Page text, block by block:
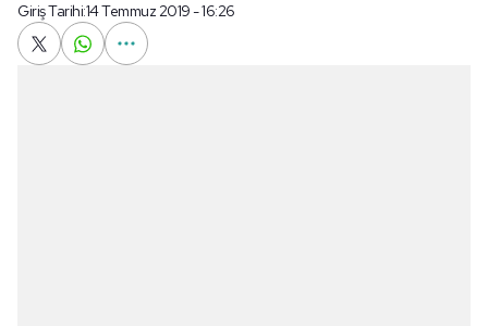
Giriş Tarihi:14 Temmuz 2019 - 16:26